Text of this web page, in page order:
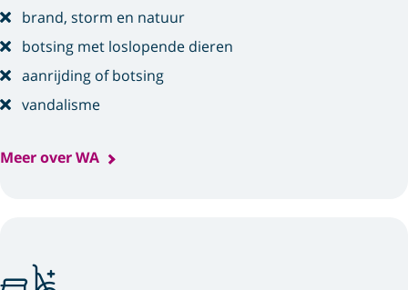
brand, storm en natuur
botsing met loslopende dieren
aanrijding of botsing
vandalisme
Meer over WA